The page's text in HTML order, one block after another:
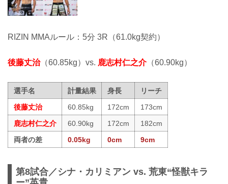
RIZIN MMAルール：5分 3R（61.0kg契約）
後藤丈治（60.85kg）vs. 鹿志村仁之介（60.90kg）
選手名 計量結果 身長
リーチ
後藤丈治
60.85kg 172cm
173cm
鹿志村仁之介
60.90kg 172cm
182cm
両者の差
0.05kg 0cm 9cm
第8試合／シナ・カリミアン vs. 荒東“怪獣キラ